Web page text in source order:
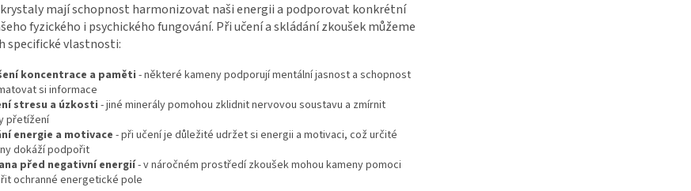
mají schopnost harmonizovat naši energii a podporovat konkrétní
fyzického i psychického fungování. Při učení a skládání zkoušek můžeme
specifické vlastnosti:
koncentrace a paměti - některé kameny podporují mentální jasnost a schopnost
si informace
stresu a úzkosti - jiné minerály pomohou zklidnit nervovou soustavu a zmírnit
přetížení
energie a motivace - při učení je důležité udržet si energii a motivaci, což určité
dokáží podpořit
před negativní energií- v náročném prostředí zkoušek mohou kameny pomoci
ochranné energetické pole